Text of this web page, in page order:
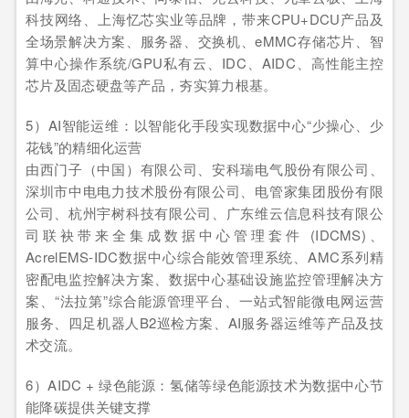
科技网络、上海忆芯实业等品牌，带来CPU+DCU产品及
全场景解决方案、服务器、交换机、eMMC存储芯片、智
算中心操作系统/GPU私有云、IDC、AIDC、高性能主控
芯片及固态硬盘等产品，夯实算力根基。
5）AI智能运维：以智能化手段实现数据中心“少操心、少
花钱”的精细化运营
由西门子（中国）有限公司、安科瑞电气股份有限公司、
深圳市中电电力技术股份有限公司、电管家集团股份有限
公司、杭州宇树科技有限公司、广东维云信息科技有限公
司联袂带来全集成数据中心管理套件 (IDCMS)、
AcrelEMS-IDC数据中心综合能效管理系统、AMC系列精
密配电监控解决方案、数据中心基础设施监控管理解决方
案、“法拉第”综合能源管理平台、一站式智能微电网运营
服务、四足机器人B2巡检方案、AI服务器运维等产品及技
术交流。
6）AIDC + 绿色能源：氢储等绿色能源技术为数据中心节
能降碳提供关键支撑